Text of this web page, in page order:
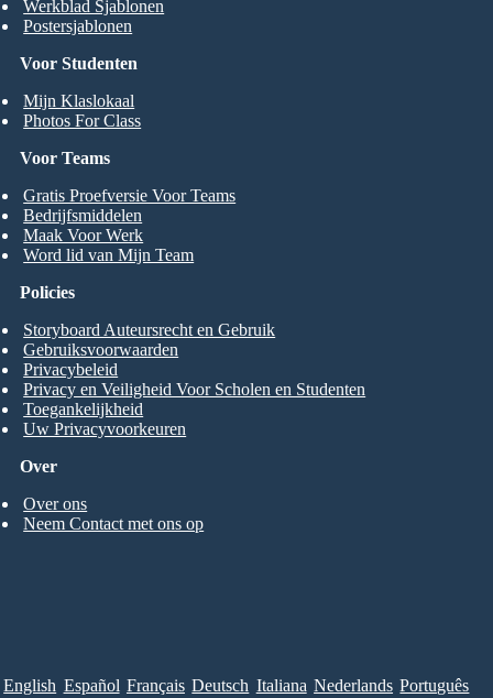
Voor Studenten
Mijn Klaslokaal
Photos For Class
Werkblad Sjablonen
Postersjablonen
Voor Teams
Gratis Proefversie Voor Teams
Bedrijfsmiddelen
Maak Voor Werk
Word lid van Mijn Team
Over
Over ons
Neem Contact met ons op
Policies
Storyboard Auteursrecht en Gebruik
Gebruiksvoorwaarden
Privacybeleid
Privacy en Veiligheid Voor Scholen en Studenten
Toegankelijkheid
Uw Privacyvoorkeuren
English Español Français Deutsch Italiana Nederlands Português